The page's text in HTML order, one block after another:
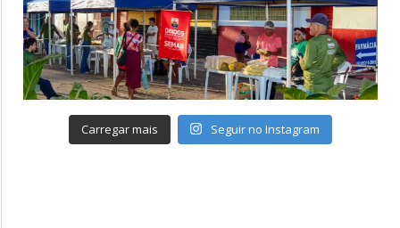
Carregar mais Seguir no Instagram